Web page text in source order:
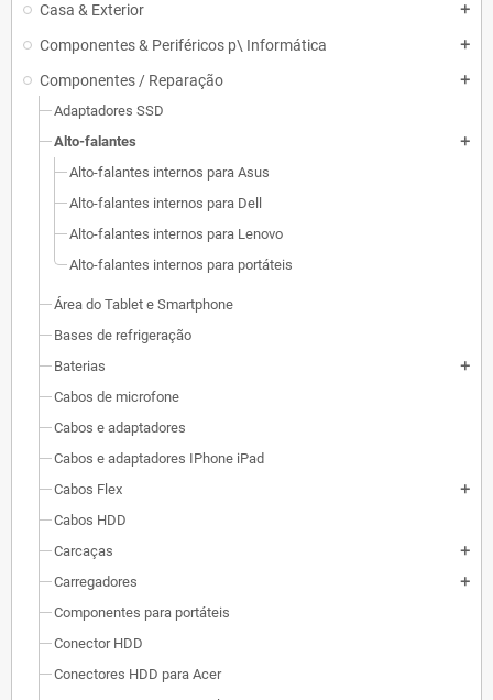
Casa & Exterior
add
Componentes & Periféricos p\ Informática add
Componentes / Reparação add
Adaptadores SSD
Alto-falantes
add
Alto-falantes internos para Asus
Alto-falantes internos para Dell
Alto-falantes internos para Lenovo
Alto-falantes internos para portáteis
Área do Tablet e Smartphone
Bases de refrigeração
Baterias
add
Cabos de microfone
Cabos e adaptadores
Cabos e adaptadores IPhone iPad
Cabos Flex
add
Cabos HDD
Carcaças
add
Carregadores add
Componentes para portáteis
Conector HDD
Conectores HDD para Acer